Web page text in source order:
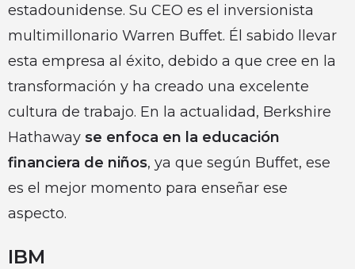
estadounidense. Su CEO es el inversionista
multimillonario Warren Buffet. Él sabido llevar
esta empresa al éxito, debido a que cree en la
transformación y ha creado una excelente
cultura de trabajo. En la actualidad, Berkshire
Hathaway se enfoca en la educación
financiera de niños, ya que según Buffet, ese
es el mejor momento para enseñar ese
aspecto.
IBM